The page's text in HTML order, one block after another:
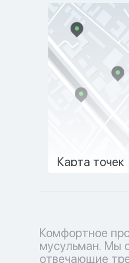
Карта точек
Комфортное
мусульман. Мы
отвечающие
пребывания, с
свой номер или
удобном